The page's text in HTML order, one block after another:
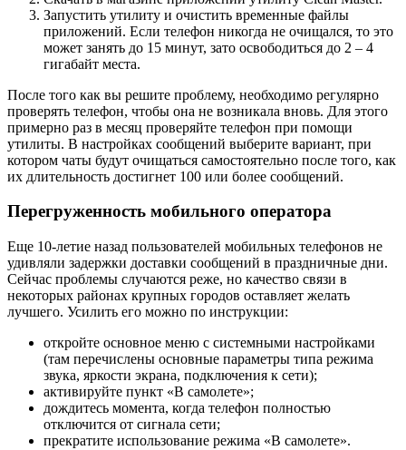
Запустить утилиту и очистить временные файлы
приложений. Если телефон никогда не очищался, то это
может занять до 15 минут, зато освободиться до 2 – 4
гигабайт места.
После того как вы решите проблему, необходимо регулярно
проверять телефон, чтобы она не возникала вновь. Для этого
примерно раз в месяц проверяйте телефон при помощи
утилиты. В настройках сообщений выберите вариант, при
котором чаты будут очищаться самостоятельно после того, как
их длительность достигнет 100 или более сообщений.
Перегруженность мобильного оператора
Еще 10-летие назад пользователей мобильных телефонов не
удивляли задержки доставки сообщений в праздничные дни.
Сейчас проблемы случаются реже, но качество связи в
некоторых районах крупных городов оставляет желать
лучшего. Усилить его можно по инструкции:
откройте основное меню с системными настройками
(там перечислены основные параметры типа режима
звука, яркости экрана, подключения к сети);
активируйте пункт «В самолете»;
дождитесь момента, когда телефон полностью
отключится от сигнала сети;
прекратите использование режима «В самолете».